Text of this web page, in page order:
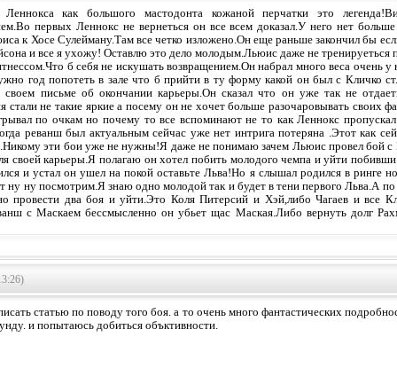
как большого мастодонта кожаной перчатки это
первых Леннокс не вернеться он все всем доказал.У него нет
к Хосе Сулейману.Там все четко изложено.Он еще раньше закончил бы
и все я ухожу! Оставлю это дело молодым.Льюис даже не тренируеться
б себя не искушать возвращением.Он набрал много веса очень у
год попотеть в зале что б прийти в ту форму какой он был с Кличко
своем письме об окончании карьеры.Он сказал что он уже так не
стали не такие яркие а посему он не хочет больше разочаровывать своих
по очкам но почему то все вспоминают не то как Леннокс
реванш был актуальным сейчас уже нет интрига потеряна .Этот как
эти бои уже не нужны!Я даже не понимаю зачем Льюис провел бой с
своей карьеры.Я полагаю он хотел побить молодого чемпа и уйти
и устал он ушел на покой оставьте Льва!Но я слышал родился в ринге
ну ну посмотрим.Я знаю одно молодой так и будет в тени первого Льва.А
провести два боя и уйти.Это Коля Питерсий и Хэй,либо Чагаев и все
с Маскаем бессмысленно он убьет щас Маская.Либо вернуть долг
статью по поводу того боя. а то очень много фантастических
и попытаюсь добиться объктивности.